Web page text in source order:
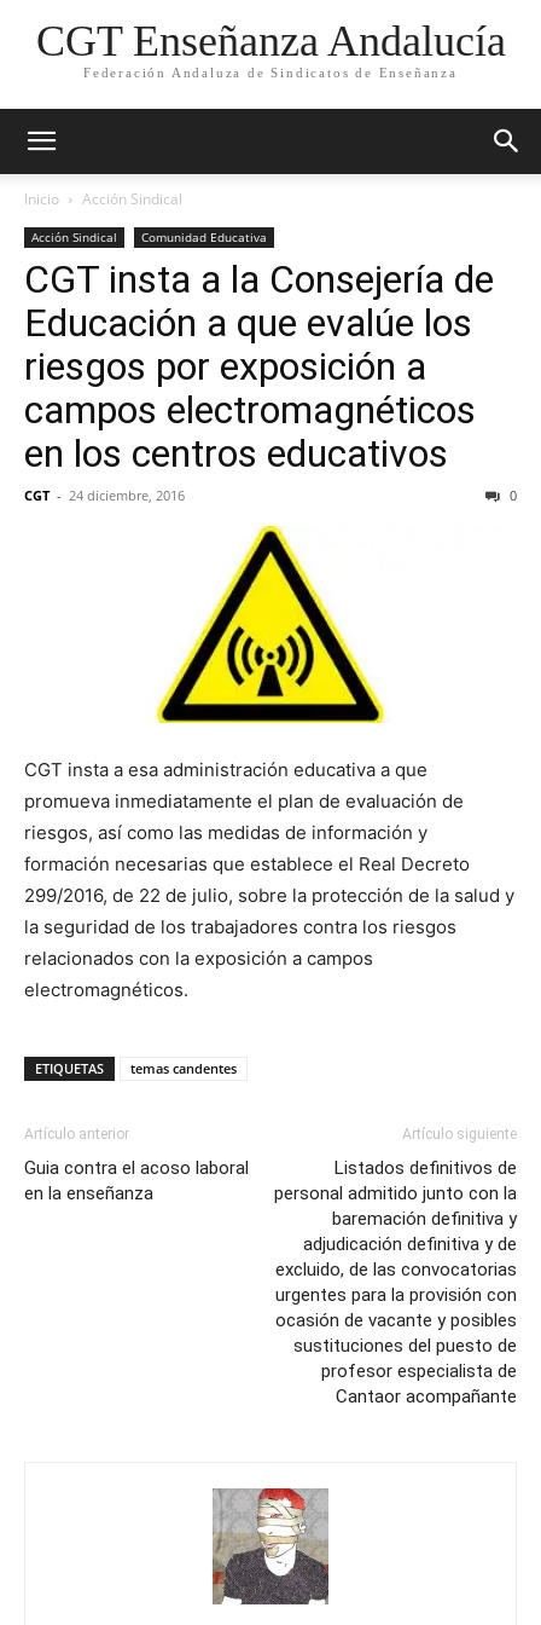
CGT Enseñanza Andalucía
Federación Andaluza de Sindicatos de Enseñanza
Inicio Acción Sindical
Acción Sindical Comunidad Educativa
CGT insta a la Consejería de
Educación a que evalúe los
riesgos por exposición a
campos electromagnéticos
en los centros educativos
CGT - 24 diciembre, 2016 0
CGT insta a esa administración educativa a que
promueva inmediatamente el plan de evaluación de
riesgos, así como las medidas de información y
formación necesarias que establece el Real Decreto
299/2016, de 22 de julio, sobre la protección de la salud y
la seguridad de los trabajadores contra los riesgos
relacionados con la exposición a campos
electromagnéticos.
ETIQUETAS temas candentes
Artículo anterior
Guia contra el acoso laboral
en la enseñanza
Artículo siguiente
Listados definitivos de
personal admitido junto con la
baremación definitiva y
adjudicación definitiva y de
excluido, de las convocatorias
urgentes para la provisión con
ocasión de vacante y posibles
sustituciones del puesto de
profesor especialista de
Cantaor acompañante